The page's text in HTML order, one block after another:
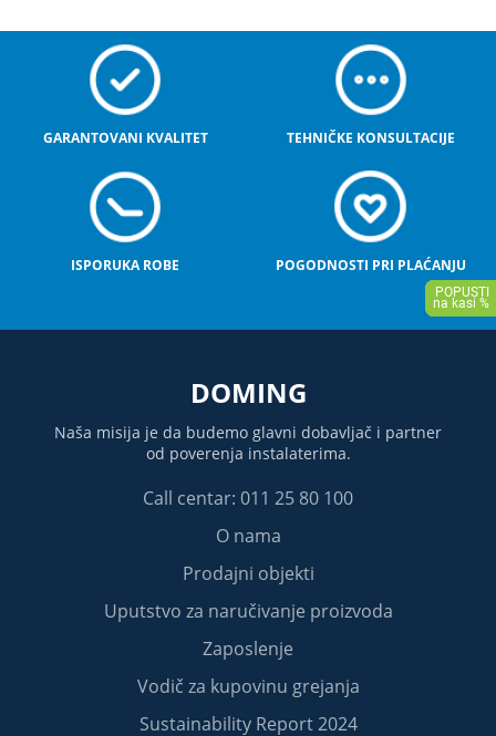
GARANTOVANI KVALITET TEHNIČKE KONSULTACIJE
ISPORUKA ROBE POGODNOSTI PRI PLAĆANJU
DOMING
Naša misija je da budemo glavni dobavljač i partner
od poverenja instalaterima.
Call centar: 011 25 80 100
O nama
Prodajni objekti
Uputstvo za naručivanje proizvoda
Zaposlenje
Vodič za kupovinu grejanja
Sustainability Report 2024